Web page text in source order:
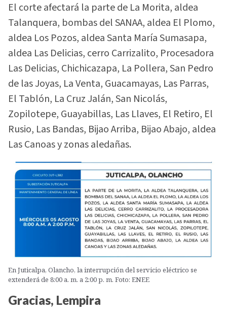
El corte afectará la parte de La Morita, aldea
Talanquera, bombas del SANAA, aldea El Plomo,
aldea Los Pozos, aldea Santa María Sumasapa,
aldea Las Delicias, cerro Carrizalito, Procesadora
Las Delicias, Chichicazapa, La Pollera, San Pedro
de las Joyas, La Venta, Guacamayas, Las Parras,
El Tablón, La Cruz Jalán, San Nicolás,
Zopilotepe, Guayabillas, Las Llaves, El Retiro, El
Rusio, Las Bandas, Bijao Arriba, Bijao Abajo, aldea
Las Canoas y zonas aledañas.
En Juticalpa, Olancho, la interrupción del servicio eléctrico se
extenderá de 8:00 a. m. a 2:00 p. m. Foto: ENEE
Gracias, Lempira